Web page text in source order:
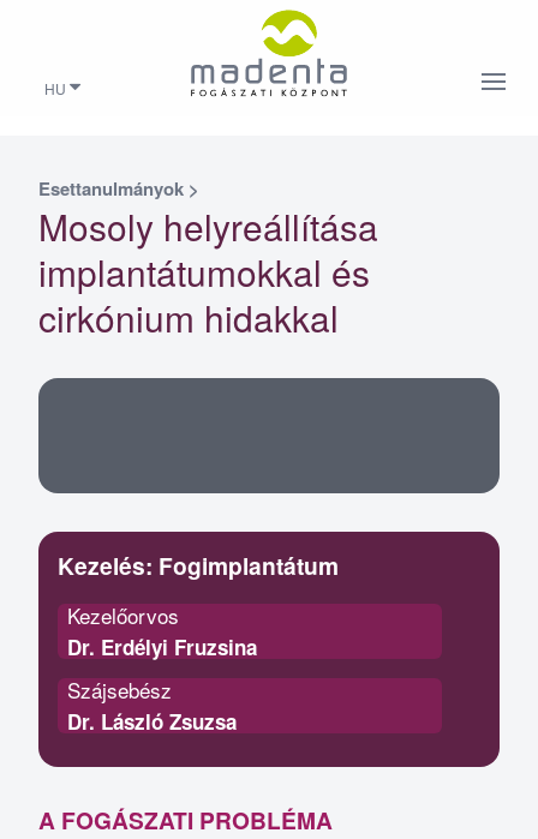
HU
Esettanulmányok >
Mosoly helyreállítása
implantátumokkal és
cirkónium hidakkal
Kezelés: Fogimplantátum
Kezelőorvos
Dr. Erdélyi Fruzsina
Szájsebész
Dr. László Zsuzsa
A FOGÁSZATI PROBLÉMA